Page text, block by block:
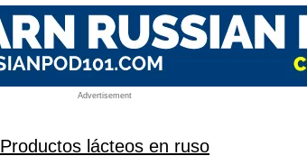
Advertisement
Productos lácteos en ruso